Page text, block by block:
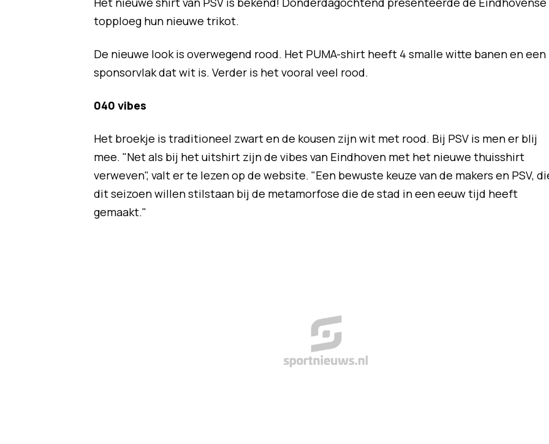
topploeg hun nieuwe trikot.
De nieuwe look is overwegend rood. Het PUMA-shirt heeft 4 smalle witte banen en een
sponsorvlak dat wit is. Verder is het vooral veel rood.
040 vibes
Het broekje is traditioneel zwart en de kousen zijn wit met rood. Bij PSV is men er blij
mee. "Net als bij het uitshirt zijn de vibes van Eindhoven met het nieuwe thuisshirt
verweven", valt er te lezen op de website. "Een bewuste keuze van de makers en PSV,
dit seizoen willen stilstaan bij de metamorfose die de stad in een eeuw tijd heeft
gemaakt."